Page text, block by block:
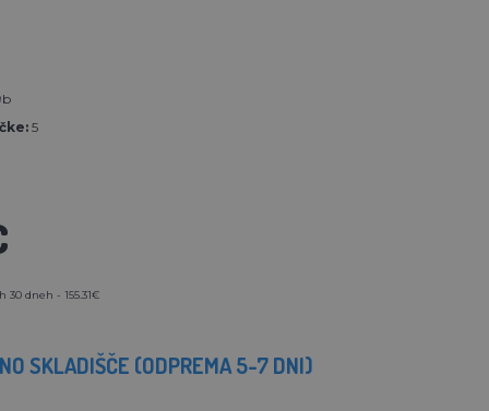
5
dneh - 155.31€
SKLADIŠČE (ODPREMA 5-7 DNI)